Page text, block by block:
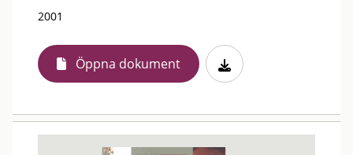
2001
Öppna dokument